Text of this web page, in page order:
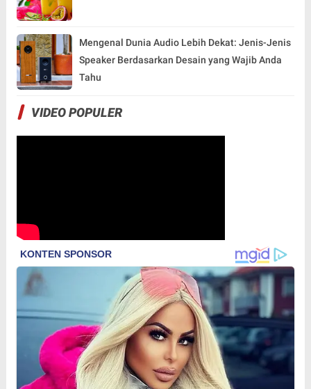
Mengenal Dunia Audio Lebih Dekat: Jenis-Jenis
Speaker Berdasarkan Desain yang Wajib Anda
Tahu
VIDEO POPULER